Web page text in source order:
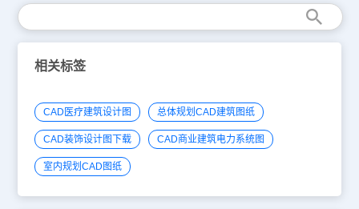
相关标签
CAD医疗建筑设计图 总体规划CAD建筑图纸
CAD装饰设计图下载 CAD商业建筑电力系统图
室内规划CAD图纸